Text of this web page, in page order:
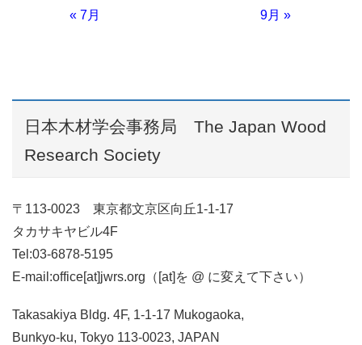
« 7月 9月 »
日本木材学会事務局 The Japan Wood
Research Society
〒113-0023 東京都文京区向丘1-1-17
タカサキヤビル4F
Tel:03-6878-5195
E-mail:office[at]jwrs.org（[at]を @ に変えて下さい）
Takasakiya Bldg. 4F, 1-1-17 Mukogaoka,
Bunkyo-ku, Tokyo 113-0023, JAPAN